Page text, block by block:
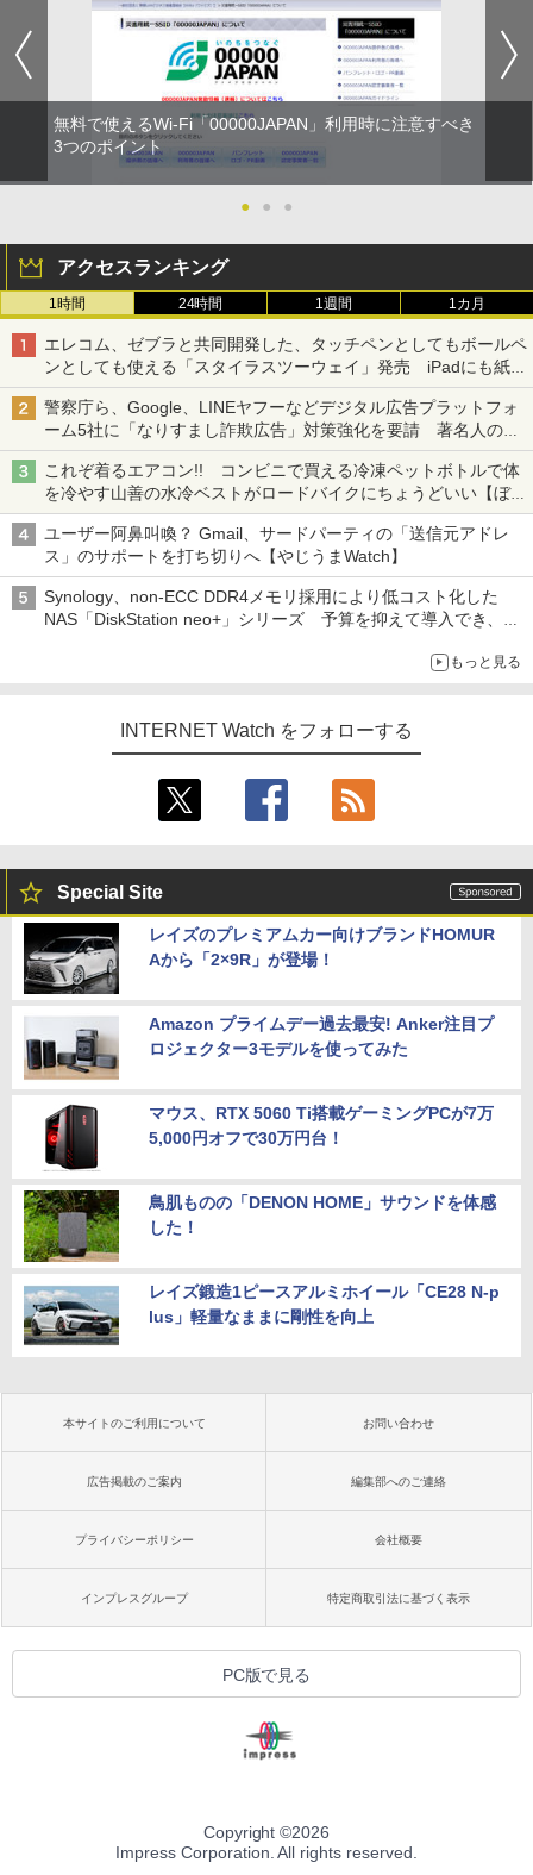
無料で使えるWi-Fi「00000JAPAN」利用時に注意すべき
3つのポイント
● ● ●
アクセスランキング
1時間 24時間 1週間 1カ月
エレコム、ゼブラと共同開発した、タッチペンとしてもボールペ
ンとしても使える「スタイラスツーウェイ」発売 iPadにも紙に
も、持ち替えずに書き込める
警察庁ら、Google、LINEヤフーなどデジタル広告プラットフォ
ーム5社に「なりすまし詐欺広告」対策強化を要請 著名人の写
真や映像を使った投資詐欺などへの対策として
これぞ着るエアコン!! コンビニで買える冷凍ペットボトルで体
を冷やす山善の水冷ベストがロードバイクにちょうどいい【ぼっ
ち・ざ・ろーど！その14】【空いた時間でなにしてる？】
ユーザー阿鼻叫喚？ Gmail、サードパーティの「送信元アドレ
ス」のサポートを打ち切りへ【やじうまWatch】
Synology、non-ECC DDR4メモリ採用により低コスト化した
NAS「DiskStation neo+」シリーズ 予算を抑えて導入でき、
もっと見る
INTERNET Watch をフォローする
Special Site
レイズのプレミアムカー向けブランドHOMUR
Aから「2×9R」が登場！
Amazon プライムデー過去最安! Anker注目プ
ロジェクター3モデルを使ってみた
マウス、RTX 5060 Ti搭載ゲーミングPCが7万
5,000円オフで30万円台！
鳥肌ものの「DENON HOME」サウンドを体感
した！
レイズ鍛造1ピースアルミホイール「CE28 N-p
lus」軽量なままに剛性を向上
本サイトのご利用について お問い合わせ
広告掲載のご案内 編集部へのご連絡
プライバシーポリシー 会社概要
インプレスグループ 特定商取引法に基づく表示
PC版で見る
Copyright ©2026
Impress Corporation. All rights reserved.